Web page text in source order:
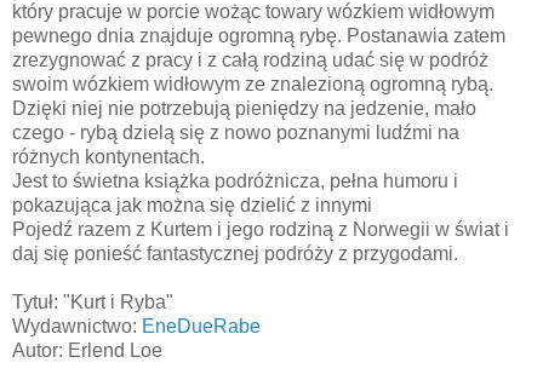
który pracuje w porcie wożąc towary wózkiem widłowym
pewnego dnia znajduje ogromną rybę. Postanawia zatem
zrezygnować z pracy i z całą rodziną udać się w podróż
swoim wózkiem widłowym ze znalezioną ogromną rybą.
Dzięki niej nie potrzebują pieniędzy na jedzenie, mało
czego - rybą dzielą się z nowo poznanymi ludźmi na
różnych kontynentach.
Jest to świetna książka podróżnicza, pełna humoru i
pokazująca jak można się dzielić z innymi
Pojedź razem z Kurtem i jego rodziną z Norwegii w świat i
daj się ponieść fantastycznej podróży z przygodami.
Tytuł: "Kurt i Ryba"
Wydawnictwo: EneDueRabe
Autor: Erlend Loe